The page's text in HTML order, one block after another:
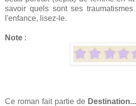
savoir quels sont ses
l'enfance, lisez-le.
Note :
Ce roman fait partie de